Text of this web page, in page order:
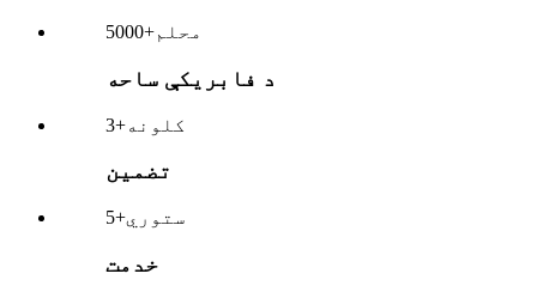
5000+محلم
د فابریکې ساحه
3+کلونه
تضمین
5+ستوري
خدمت